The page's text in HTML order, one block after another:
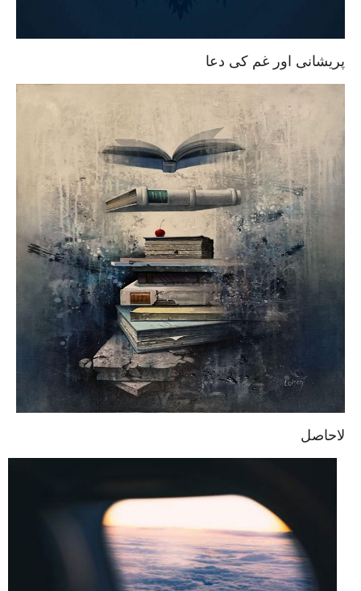
پریشانی اور غم کی دعا
لاحاصل